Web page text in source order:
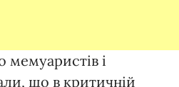
і
що в критичній